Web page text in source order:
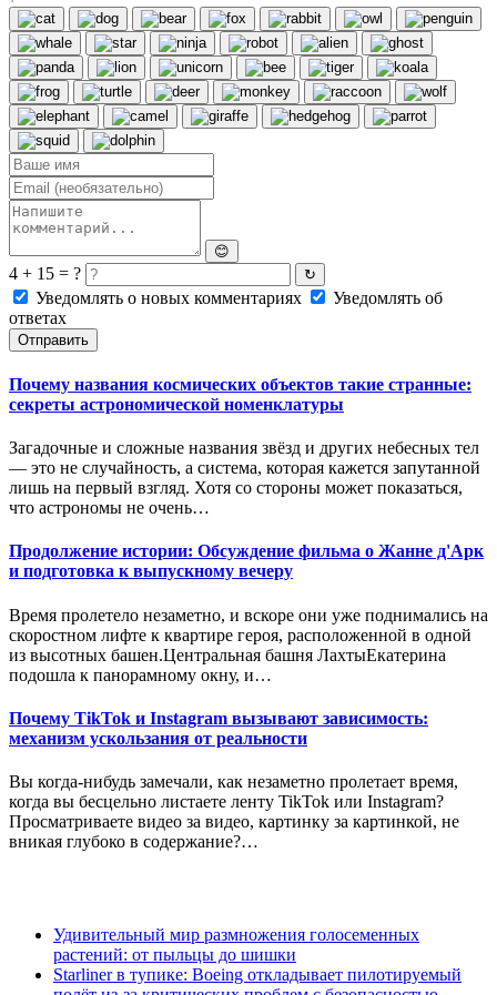
😊
4 + 15 = ? ↻
Уведомлять о новых комментариях
Уведомлять об
ответах
Отправить
Почему названия космических объектов такие странные:
секреты астрономической номенклатуры
Загадочные и сложные названия звёзд и других небесных тел
— это не случайность, а система, которая кажется запутанной
лишь на первый взгляд. Хотя со стороны может показаться,
что астрономы не очень…
Продолжение истории: Обсуждение фильма о Жанне д'Арк
и подготовка к выпускному вечеру
Время пролетело незаметно, и вскоре они уже поднимались на
скоростном лифте к квартире героя, расположенной в одной
из высотных башен.Центральная башня ЛахтыЕкатерина
подошла к панорамному окну, и…
Почему TikTok и Instagram вызывают зависимость:
механизм ускользания от реальности
Вы когда-нибудь замечали, как незаметно пролетает время,
когда вы бесцельно листаете ленту TikTok или Instagram?
Просматриваете видео за видео, картинку за картинкой, не
вникая глубоко в содержание?…
Удивительный мир размножения голосеменных
растений: от пыльцы до шишки
Starliner в тупике: Boeing откладывает пилотируемый